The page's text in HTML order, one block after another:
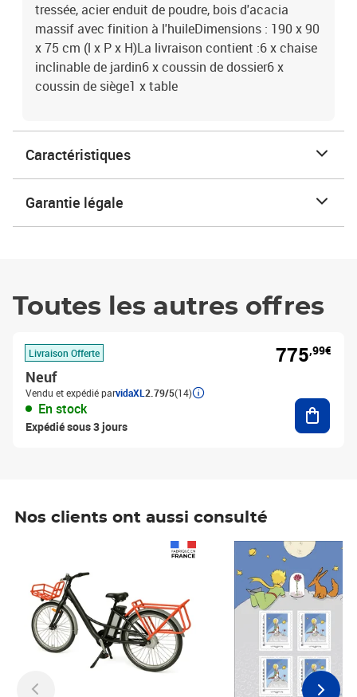
tressée, acier enduit de poudre, bois d'acacia
massif avec finition à l'huileDimensions : 190 x 90
x 75 cm (l x P x H)La livraison contient :6 x chaise
inclinable de jardin6 x coussin de dossier6 x
coussin de siège1 x table
Caractéristiques
Garantie légale
Toutes les autres offres
Livraison Offerte
Neuf
Vendu et expédié parvidaXL 2.79/5(14)
En stock
Expédié sous 3 jours
775,99€
Nos clients ont aussi consulté
Prix 7,50€